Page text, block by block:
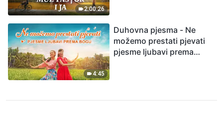
2:00:26
4:45
Duhovna pjesma - Ne
možemo prestati pjevati
pjesme ljubavi prema